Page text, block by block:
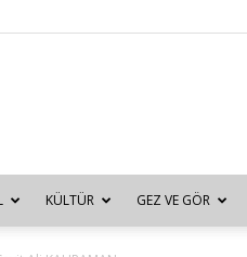
KÜLTÜR GEZ VE GÖR